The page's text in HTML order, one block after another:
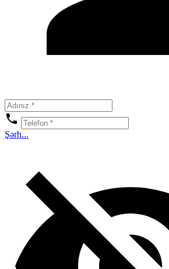
Şərh...